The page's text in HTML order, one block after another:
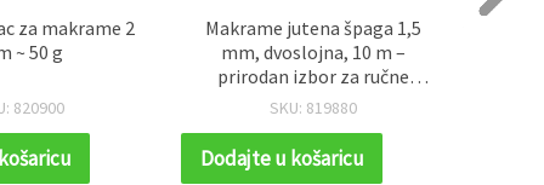
za makrame 2
~ 50 g
820900
Makrame jutena špaga 1,5
mm, dvoslojna, 10 m –
prirodan izbor za ručne
radove i DIY projekte
SKU: 819880
Dodajte u košaricu